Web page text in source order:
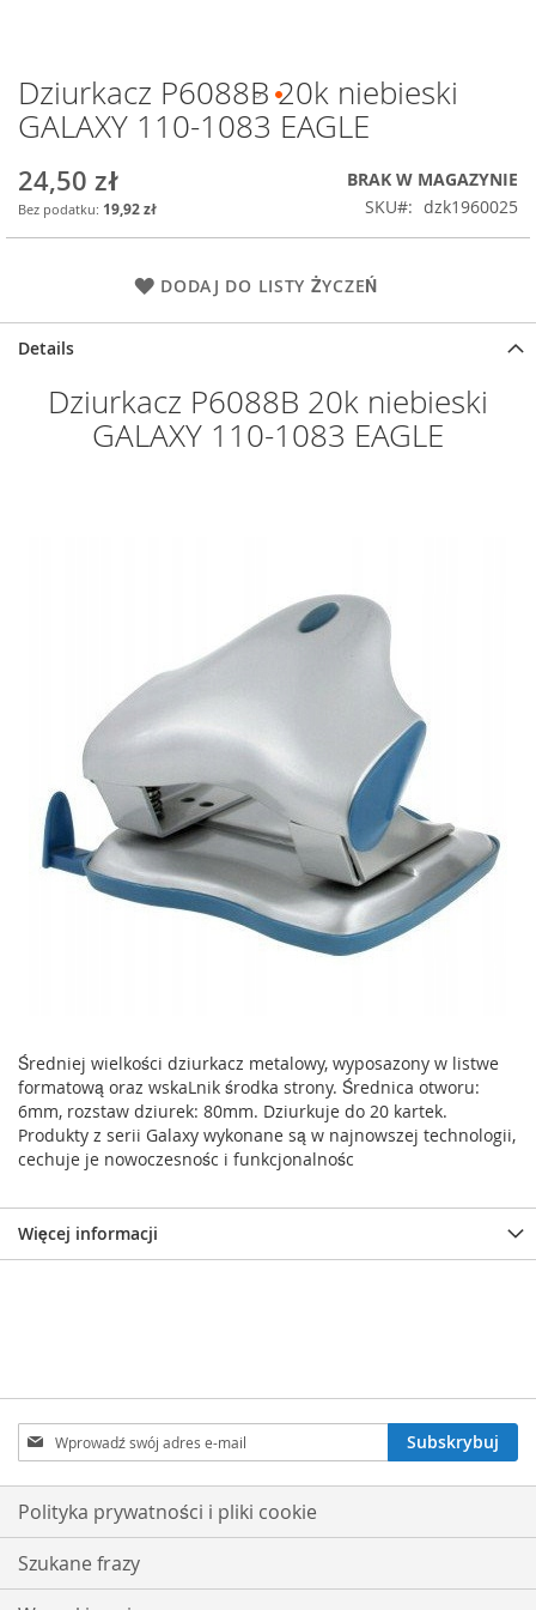
Przejdź
na
początek
Dziurkacz P6088B 20k niebieski
GALAXY 110-1083 EAGLE
24,50 zł
19,92 zł
BRAK W MAGAZYNIE
SKU
dzk1960025
DODAJ DO LISTY ŻYCZEŃ
Details
Dziurkacz P6088B 20k niebieski
GALAXY 110-1083 EAGLE
Średniej wielkości dziurkacz metalowy, wyposazony w listwe
formatową oraz wskaLnik środka strony. Średnica otworu:
6mm, rozstaw dziurek: 80mm. Dziurkuje do 20 kartek.
Produkty z serii Galaxy wykonane są w najnowszej technologii,
cechuje je nowoczesnośc i funkcjonalnośc
Więcej informacji
Subskrybuj
nasz
newsletter:
Subskrybuj
Polityka prywatności i pliki cookie
Szukane frazy